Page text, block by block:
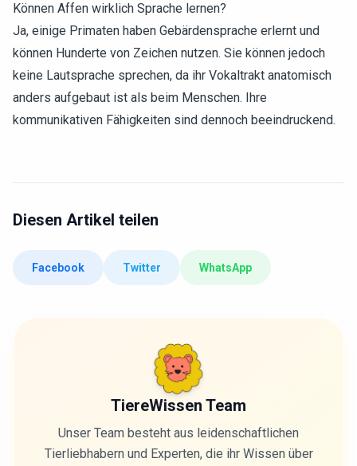
Können Affen wirklich Sprache lernen?
Ja, einige Primaten haben Gebärdensprache erlernt und
können Hunderte von Zeichen nutzen. Sie können jedoch
keine Lautsprache sprechen, da ihr Vokaltrakt anatomisch
anders aufgebaut ist als beim Menschen. Ihre
kommunikativen Fähigkeiten sind dennoch beeindruckend.
Diesen Artikel teilen
Facebook Twitter WhatsApp
TiereWissen Team
Unser Team besteht aus leidenschaftlichen
Tierliebhabern und Experten, die ihr Wissen über